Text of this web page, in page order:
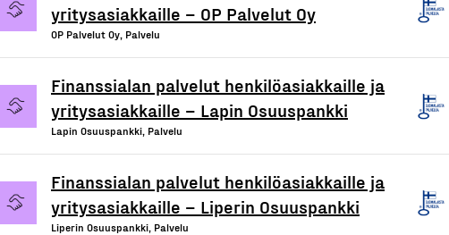
yritysasiakkaille – OP Palvelut Oy
OP Palvelut Oy, Palvelu
Finanssialan palvelut henkilöasiakkaille ja
yritysasiakkaille – Lapin Osuuspankki
Lapin Osuuspankki, Palvelu
Finanssialan palvelut henkilöasiakkaille ja
yritysasiakkaille – Liperin Osuuspankki
Liperin Osuuspankki, Palvelu